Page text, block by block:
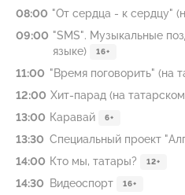
08:00 "От сердца - к сердцу"
09:00 "SMS". Музыкальные
языке)
16+
11:00 "Время поговорить" (на
12:00 Хит-парад (на
13:00 Каравай 6+
13:30 Специальный проект
14:00 Кто мы, татары? 12+
14:30 Видеоспорт 16+